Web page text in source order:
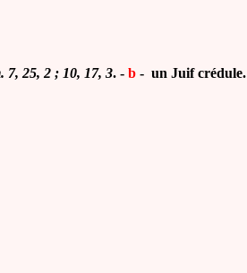
7, 25, 2 ; 10, 17, 3. - b - un Juif crédule.